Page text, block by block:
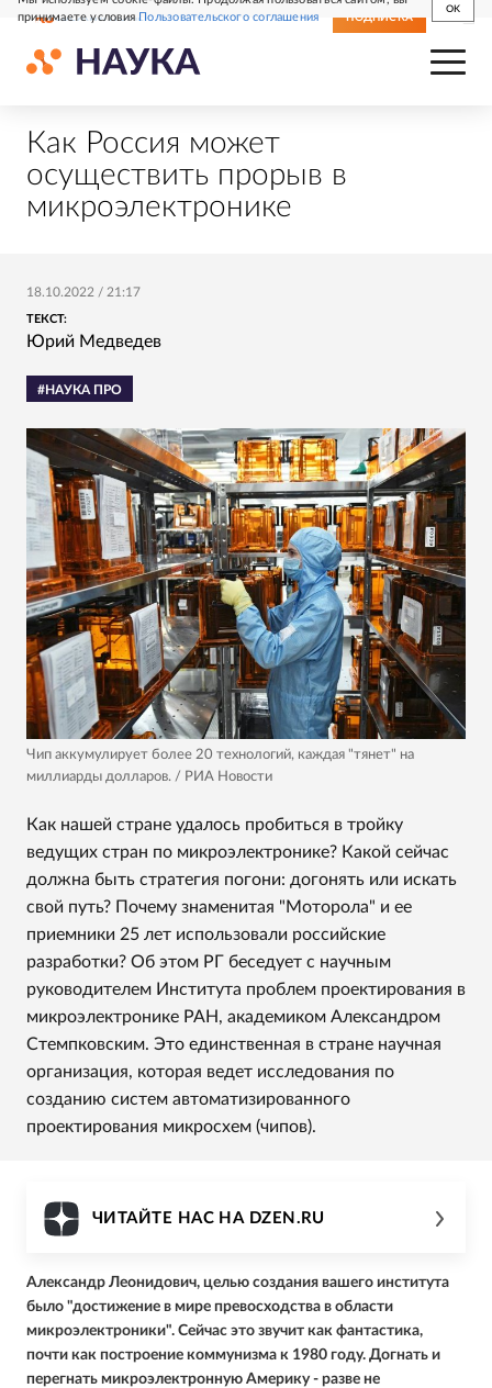
принимаете условияПользовательского соглашения
OK
СВЕЖИЙ НОМЕР ПОДПИСКА
Как Россия может
осуществить прорыв в
микроэлектронике
18.10.2022 / 21:17
ТЕКСТ:
Юрий Медведев
#НАУКА ПРО
Чип аккумулирует более 20 технологий, каждая "тянет" на
миллиарды долларов. / РИА Новости
Как нашей стране удалось пробиться в тройку
ведущих стран по микроэлектронике? Какой сейчас
должна быть стратегия погони: догонять или искать
свой путь? Почему знаменитая "Моторола" и ее
приемники 25 лет использовали российские
разработки? Об этом РГ беседует с научным
руководителем Института проблем проектирования в
микроэлектронике РАН, академиком Александром
Стемпковским. Это единственная в стране научная
организация, которая ведет исследования по
созданию систем автоматизированного
проектирования микросхем (чипов).
ЧИТАЙТЕ НАС НА DZEN.RU
Александр Леонидович, целью создания вашего института
было "достижение в мире превосходства в области
микроэлектроники". Сейчас это звучит как фантастика,
почти как построение коммунизма к 1980 году. Догнать и
перегнать микроэлектронную Америку - разве не